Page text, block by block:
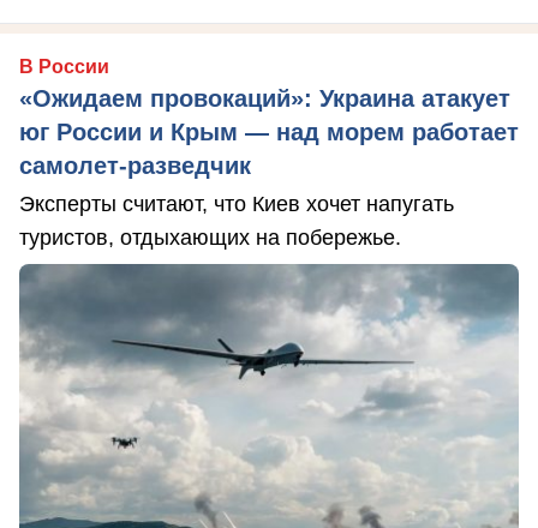
В России
«Ожидаем провокаций»: Украина атакует
юг России и Крым — над морем работает
самолет-разведчик
Эксперты считают, что Киев хочет напугать
туристов, отдыхающих на побережье.